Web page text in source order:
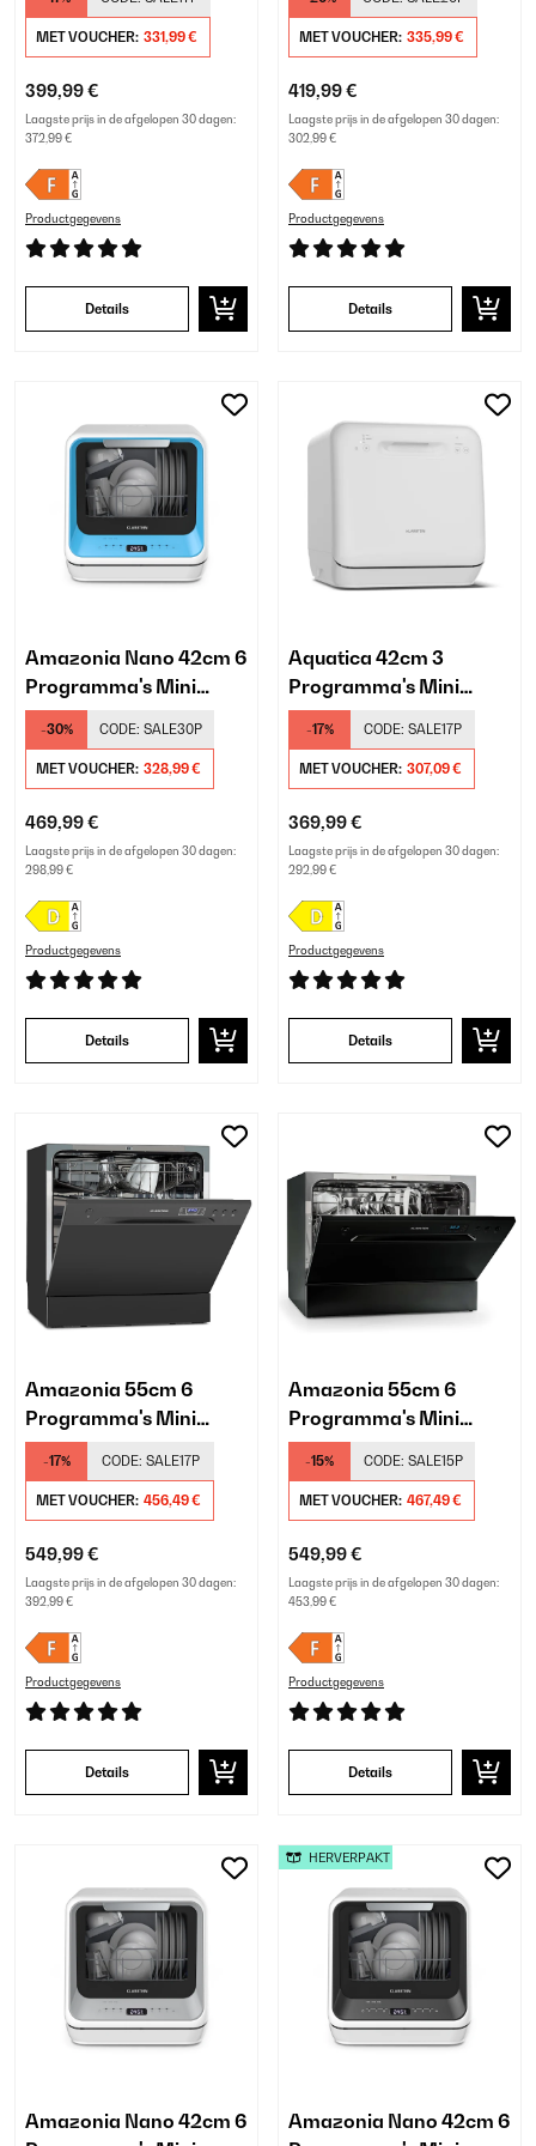
MET VOUCHER: 331,99 €
399,99 €
Laagste prijs in de afgelopen 30 dagen:
372,99 €
Productgegevens
Details
MET VOUCHER: 335,99 €
419,99 €
Laagste prijs in de afgelopen 30 dagen:
302,99 €
Productgegevens
Details
Amazonia Nano 42cm 6
Programma's Mini
Vaatwasser​ Blauw
-30% CODE: SALE30P
MET VOUCHER: 328,99 €
469,99 €
Laagste prijs in de afgelopen 30 dagen:
298,99 €
Productgegevens
Details
Aquatica 42cm 3
Programma's Mini
Vaatwasser​ Wit
-17% CODE: SALE17P
MET VOUCHER: 307,09 €
369,99 €
Laagste prijs in de afgelopen 30 dagen:
292,99 €
Productgegevens
Details
Amazonia 55cm 6
Programma's Mini
Vaatwasser​ Donkergrijs
-17% CODE: SALE17P
MET VOUCHER: 456,49 €
549,99 €
Laagste prijs in de afgelopen 30 dagen:
392,99 €
Productgegevens
Details
Amazonia 55cm 6
Programma's Mini
Vaatwasser​ Zwart
-15% CODE: SALE15P
MET VOUCHER: 467,49 €
549,99 €
Laagste prijs in de afgelopen 30 dagen:
453,99 €
Productgegevens
Details
Amazonia Nano 42cm 6
Amazonia Nano 42cm 6
HERVERPAKT